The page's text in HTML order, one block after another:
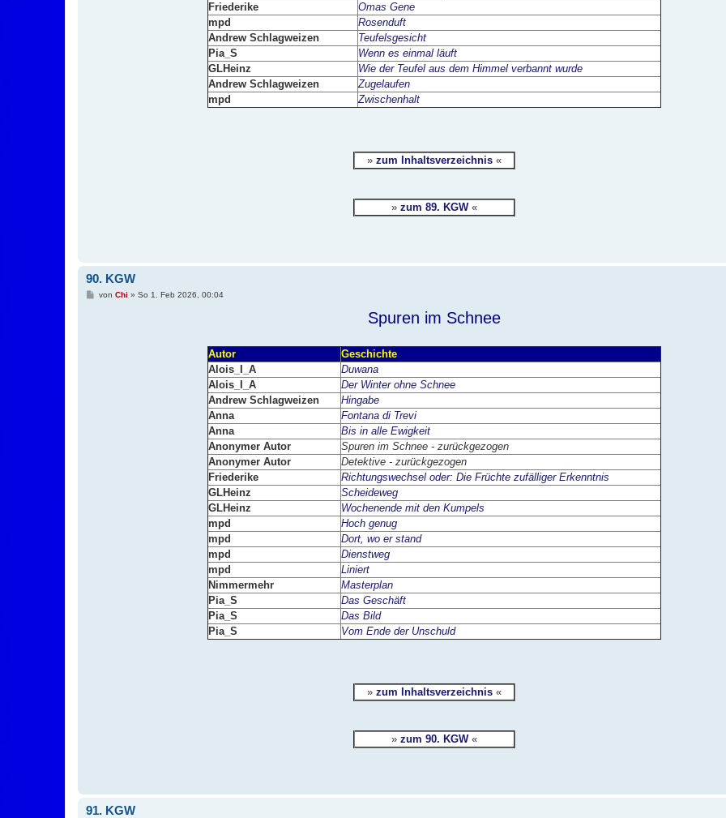
Friederike
Omas Gene
mpd
Rosenduft
Andrew Schlagweizen
Teufelsgesicht
Pia_S
Wenn es einmal läuft
GLHeinz
Wie der Teufel aus dem Himmel verbannt wurde
Andrew Schlagweizen
Zugelaufen
mpd
Zwischenhalt
»zum Inhaltsverzeichnis «
»zum 89. KGW«
90. KGW
Bvon Chi » So 1. Feb 2026, 00:04
Spuren im Schnee
Autor
Geschichte
Alois_I_A
Duwana
Alois_I_A
Der Winter ohne Schnee
Andrew Schlagweizen
Hingabe
Anna
Fontana di Trevi
Anna
Bis in alle Ewigkeit
Anonymer Autor
Spuren im Schnee - zurückgezogen
Anonymer Autor
Detektive - zurückgezogen
Friederike
Richtungswechsel oder: Die Früchte zufälliger Erkenntnis
GLHeinz
Scheideweg
GLHeinz
Wochenende mit den Kumpels
mpd
Hoch genug
mpd
Dort, wo er stand
mpd
Dienstweg
mpd
Liniert
Nimmermehr
Masterplan
Pia_S
Das Geschäft
Pia_S
Das Bild
Pia_S
Vom Ende der Unschuld
»zum Inhaltsverzeichnis «
»zum 90. KGW«
91. KGW